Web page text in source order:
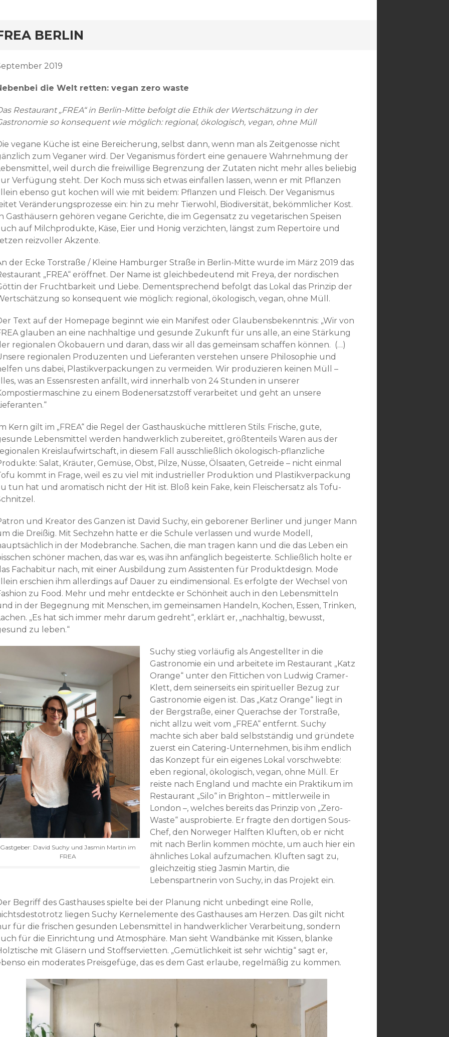
BERLIN
2019
die Welt retten: vegan zero waste
Restaurant „FREA“ in Berlin-Mitte befolgt die Ethik der Wertschätzung in der
so konsequent wie möglich: regional, ökologisch, vegan, ohne Müll
vegane Küche ist eine Bereicherung, selbst dann, wenn man als Zeitgenosse nicht
zum Veganer wird. Der Veganismus fördert eine genauere Wahrnehmung der
weil durch die freiwillige Begrenzung der Zutaten nicht mehr alles beliebig
Verfügung steht. Der Koch muss sich etwas einfallen lassen, wenn er mit Pflanzen
ebenso gut kochen will wie mit beidem: Pflanzen und Fleisch. Der Veganismus
Veränderungsprozesse ein: hin zu mehr Tierwohl, Biodiversität, bekömmlicher Kost.
Gasthäusern gehören vegane Gerichte, die im Gegensatz zu vegetarischen Speisen
auf Milchprodukte, Käse, Eier und Honig verzichten, längst zum Repertoire und
reizvoller Akzente.
der Ecke Torstraße / Kleine Hamburger Straße in Berlin-Mitte wurde im März 2019 das
„FREA“ eröffnet. Der Name ist gleichbedeutend mit Freya, der nordischen
der Fruchtbarkeit und Liebe. Dementsprechend befolgt das Lokal das Prinzip der
so konsequent wie möglich: regional, ökologisch, vegan, ohne Müll.
Text auf der Homepage beginnt wie ein Manifest oder Glaubensbekenntnis: „Wir von
glauben an eine nachhaltige und gesunde Zukunft für uns alle, an eine Stärkung
regionalen Ökobauern und daran, dass wir all das gemeinsam schaffen können. (…)
regionalen Produzenten und Lieferanten verstehen unsere Philosophie und
uns dabei, Plastikverpackungen zu vermeiden. Wir produzieren keinen Müll –
was an Essensresten anfällt, wird innerhalb von 24 Stunden in unserer
zu einem Bodenersatzstoff verarbeitet und geht an unsere
Kern gilt im „FREA“ die Regel der Gasthausküche mittleren Stils: Frische, gute,
Lebensmittel werden handwerklich zubereitet, größtenteils Waren aus der
Kreislaufwirtschaft, in diesem Fall ausschließlich ökologisch-pflanzliche
Salat, Kräuter, Gemüse, Obst, Pilze, Nüsse, Ölsaaten, Getreide – nicht einmal
kommt in Frage, weil es zu viel mit industrieller Produktion und Plastikverpackung
tun hat und aromatisch nicht der Hit ist. Bloß kein Fake, kein Fleischersatz als Tofu-
und Kreator des Ganzen ist David Suchy, ein geborener Berliner und junger Mann
die Dreißig. Mit Sechzehn hatte er die Schule verlassen und wurde Modell,
in der Modebranche. Sachen, die man tragen kann und die das Leben ein
schöner machen, das war es, was ihn anfänglich begeisterte. Schließlich holte er
Fachabitur nach, mit einer Ausbildung zum Assistenten für Produktdesign. Mode
erschien ihm allerdings auf Dauer zu eindimensional. Es erfolgte der Wechsel von
zu Food. Mehr und mehr entdeckte er Schönheit auch in den Lebensmitteln
in der Begegnung mit Menschen, im gemeinsamen Handeln, Kochen, Essen, Trinken,
„Es hat sich immer mehr darum gedreht“, erklärt er, „nachhaltig, bewusst,
zu leben.“
Gastgeber: David Suchy und Jasmin Martin im
FREA
Suchy stieg vorläufig als Angestellter in die
Gastronomie ein und arbeitete im Restaurant „Katz
Orange“ unter den Fittichen von Ludwig Cramer-
Klett, dem seinerseits ein spiritueller Bezug zur
Gastronomie eigen ist. Das „Katz Orange“ liegt in
der Bergstraße, einer Querachse der Torstraße,
nicht allzu weit vom „FREA“ entfernt. Suchy
machte sich aber bald selbstständig und gründete
zuerst ein Catering-Unternehmen, bis ihm endlich
das Konzept für ein eigenes Lokal vorschwebte:
eben regional, ökologisch, vegan, ohne Müll. Er
reiste nach England und machte ein Praktikum im
Restaurant „Silo“ in Brighton – mittlerweile in
London –, welches bereits das Prinzip von „Zero-
Waste“ ausprobierte. Er fragte den dortigen Sous-
Chef, den Norweger Halften Kluften, ob er nicht
mit nach Berlin kommen möchte, um auch hier ein
ähnliches Lokal aufzumachen. Kluften sagt zu,
gleichzeitig stieg Jasmin Martin, die
Lebenspartnerin von Suchy, in das Projekt ein.
Begriff des Gasthauses spielte bei der Planung nicht unbedingt eine Rolle,
liegen Suchy Kernelemente des Gasthauses am Herzen. Das gilt nicht
für die frischen gesunden Lebensmittel in handwerklicher Verarbeitung, sondern
für die Einrichtung und Atmosphäre. Man sieht Wandbänke mit Kissen, blanke
mit Gläsern und Stoffservietten. „Gemütlichkeit ist sehr wichtig“ sagt er,
ein moderates Preisgefüge, das es dem Gast erlaube, regelmäßig zu kommen.